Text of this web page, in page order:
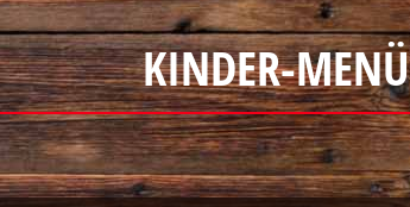
KINDER-MENÜ